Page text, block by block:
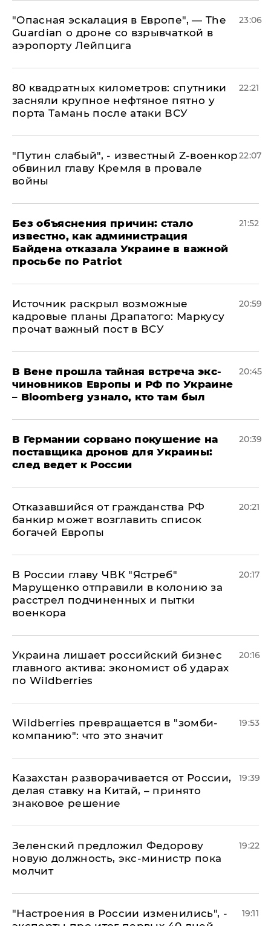
"Опасная эскалация в Европе", — The
Guardian о дроне со взрывчаткой в
аэропорту Лейпцига
23:06
80 квадратных километров: спутники
засняли крупное нефтяное пятно у
порта Тамань после атаки ВСУ
22:21
​"Путин слабый", - известный Z-военкор
обвинил главу Кремля в провале
войны
22:07
Без объяснения причин: стало
известно, как администрация
Байдена отказала Украине в важной
просьбе по Patriot
21:52
​Источник раскрыл возможные
кадровые планы Драпатого: Маркусу
прочат важный пост в ВСУ
20:59
В Вене прошла тайная встреча экс-
чиновников Европы и РФ по Украине
– Bloomberg узнало, кто там был
20:45
​В Германии сорвано покушение на
поставщика дронов для Украины:
след ведет к России
20:39
Отказавшийся от гражданства РФ
банкир может возглавить список
богачей Европы
20:21
В России главу ЧВК "Ястреб"
Марущенко отправили в колонию за
расстрел подчиненных и пытки
военкора
20:17
​Украина лишает российский бизнес
главного актива: экономист об ударах
по Wildberries
20:16
Wildberries превращается в "зомби-
компанию": что это значит
19:53
Казахстан разворачивается от России,
делая ставку на Китай, – принято
знаковое решение
19:39
Зеленский предложил Федорову
новую должность, экс-министр пока
молчит
19:22
"Настроения в России изменились", -
19:11